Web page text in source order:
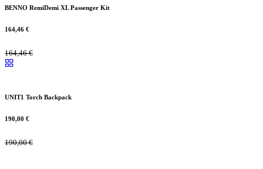
BENNO RemiDemi XL Passenger Kit
164,46 €
164,46€
UNIT1 Torch Backpack
190,00 €
190,00€